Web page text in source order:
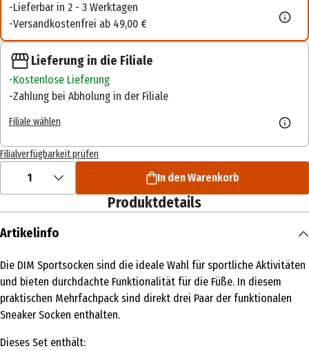
Lieferbar in 2 - 3 Werktagen
Versandkostenfrei ab 49,00 €
Lieferung in die Filiale
Kostenlose Lieferung
Zahlung bei Abholung in der Filiale
Filiale wählen
Filialverfügbarkeit prüfen
1 In den Warenkorb
Produktdetails
Artikelinfo
Die DIM Sportsocken sind die ideale Wahl für sportliche Aktivitäten
und bieten durchdachte Funktionalität für die Füße. In diesem
praktischen Mehrfachpack sind direkt drei Paar der funktionalen
Sneaker Socken enthalten.
Dieses Set enthält: